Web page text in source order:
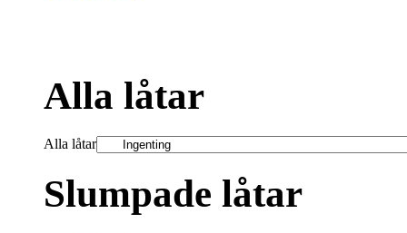
Alla låtar
Alla låtar
Slumpade låtar